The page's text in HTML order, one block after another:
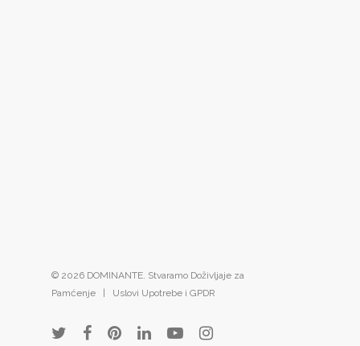
© 2026 DOMINANTE. Stvaramo Doživljaje za
Pamćenje | Uslovi Upotrebe i GPDR